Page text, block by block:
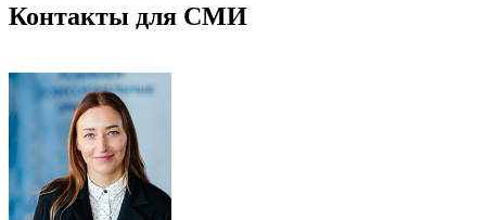
Контакты для СМИ